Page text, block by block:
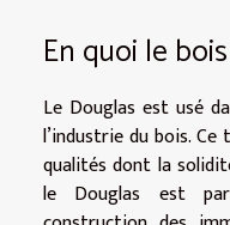
En quoi le
Le Douglas est usé
l’industrie du bois.
qualités dont la
le Douglas est